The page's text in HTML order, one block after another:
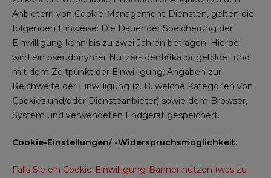
Anbietern von Cookie-Management-Diensten, gelten die
folgenden Hinweise: Die Dauer der Speicherung der
Einwilligung kann bis zu zwei Jahren betragen. Hierbei
wird ein pseudonymer Nutzer-Identifikator gebildet und
mit dem Zeitpunkt der Einwilligung, Angaben zur
Reichweite der Einwilligung (z. B. welche Kategorien von
Cookies und/oder Diensteanbieter) sowie dem Browser,
System und verwendeten Endgerät gespeichert.
Cookie-Einstellungen/ -Widerspruchsmöglichkeit:
Falls Sie ein Cookie-Einwilligung-Banner nutzen (was zu